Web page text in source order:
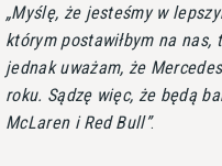
Myślę, że jesteśmy w
którym postawiłbym na
jednak uważam, że
roku. Sądzę więc, że będą
McLaren i Red Bull .